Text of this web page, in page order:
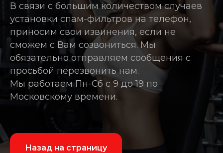
В связи с большим количеством случаев
установки спам-фильтров на телефон,
приносим свои извинения, если не
сможем с Вам созвониться. Мы
обязательно отправляем сообщения с
просьбой перезвонить нам.
Мы работаем Пн-Сб с 9 до 19 по
Московскому времени.
Назад на страницу